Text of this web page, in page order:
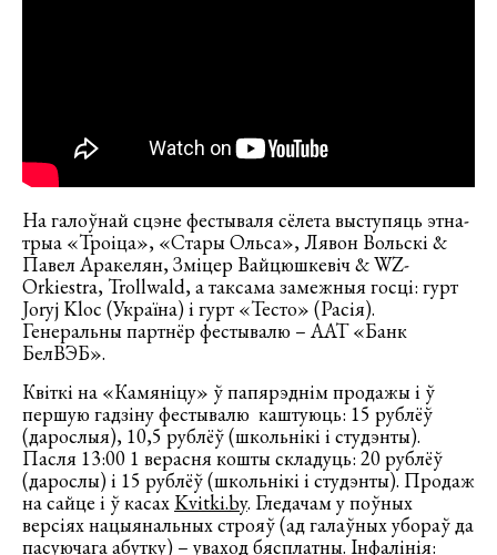
На галоўнай сцэне фестываля сёлета выступяць этна-
трыа «Троіца», «Стары Ольса», Лявон Вольскі &
Павел Аракелян, Зміцер Вайцюшкевіч & WZ-
Orkiestra, Trollwald, а таксама замежныя госці: гурт
Joryj Kloc (Україна) і гурт «Тесто» (Расія).
Генеральны партнёр фестывалю – ААТ «Банк
БелВЭБ».
Квіткі на «Камяніцу» ў папярэднім продажы і ў
першую гадзіну фестывалю каштуюць: 15 рублёў
(дарослыя), 10,5 рублёў (школьнікі і студэнты).
Пасля 13:00 1 верасня кошты складуць: 20 рублёў
(дарослы) і 15 рублёў (школьнікі і студэнты). Продаж
на сайце і ў касах Kvitki.by. Гледачам у поўных
версіях нацыянальных строяў (ад галаўных убораў да
пасуючага абутку) – уваход бясплатны. Інфалінія: